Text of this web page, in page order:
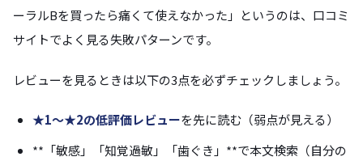
ーラルBを買ったら痛くて使えなかった」というのは、口コミ
サイトでよく見る失敗パターンです。
レビューを見るときは以下の3点を必ずチェックしましょう。
★1〜★2の低評価レビューを先に読む（弱点が見える）
**「敏感」「知覚過敏」「歯ぐき」**で本文検索（自分の